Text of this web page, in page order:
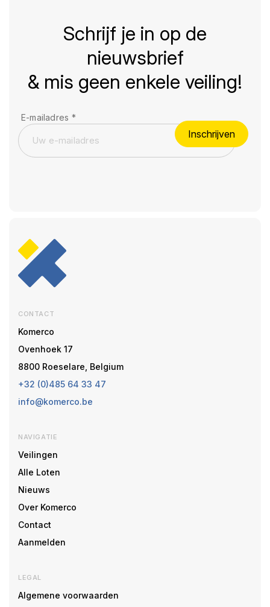
Schrijf je in op de
nieuwsbrief
& mis geen enkele veiling!
E-mailadres *
Inschrijven
CONTACT
Komerco
Ovenhoek 17
8800 Roeselare, Belgium
+32 (0)485 64 33 47
info@komerco.be
NAVIGATIE
Veilingen
Alle Loten
Nieuws
Over Komerco
Contact
Aanmelden
LEGAL
Algemene voorwaarden